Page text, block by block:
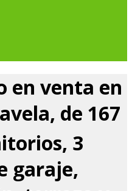
en venta en
de 167
3
garaje,